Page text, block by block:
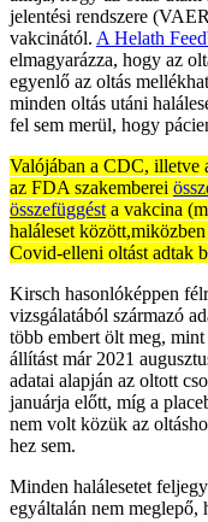
jelentési rendszere
vakcinától. A Helath
elmagyarázza, hogy az
egyenlő az oltás
minden oltás utáni
fel sem merül, hogy
Valójában a CDC, illetve
az FDA szakemberei
összefüggésta vakcina
haláleset
Covid-elleni oltást adtak
Kirsch hasonlóképpen
vizsgálatából származó
több embert ölt meg, mint
állítást már 2021
adatai alapján az oltott
januárja előtt, míg a
nem volt közük az
hez sem.
Minden halálesetet
egyáltalán nem